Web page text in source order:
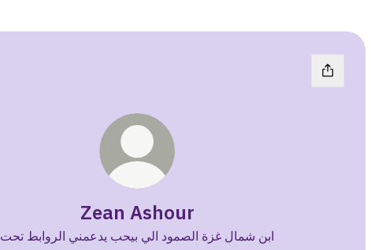
Zean Ashour
ابن شمال غزة الصمود الي بيحب يدعمني الروابط تحت